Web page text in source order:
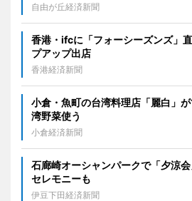
自由が丘経済新聞
香港・ifcに「フォーシーズンズ」
プアップ出店
香港経済新聞
小倉・魚町の台湾料理店「麗白」
湾野菜使う
小倉経済新聞
石廊崎オーシャンパークで「夕涼
セレモニーも
伊豆下田経済新聞